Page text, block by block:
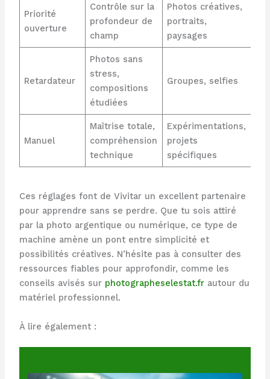
Priorité
ouverture
Contrôle sur la
profondeur de
champ
Photos créatives,
portraits,
paysages
Retardateur
Photos sans
stress,
compositions
étudiées
Groupes, selfies
Manuel
Maîtrise totale,
compréhension
technique
Expérimentations,
projets
spécifiques
Ces réglages font de Vivitar un excellent partenaire
pour apprendre sans se perdre. Que tu sois attiré
par la photo argentique ou numérique, ce type de
machine amène un pont entre simplicité et
possibilités créatives. N’hésite pas à consulter des
ressources fiables pour approfondir, comme les
conseils avisés sur photographeselestat.frautour du
matériel professionnel.
À lire également :